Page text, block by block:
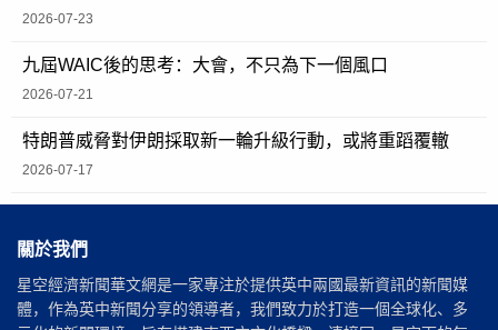
2026-07-23
九屆WAIC後的思考：大會，不只為下一個風口
2026-07-21
特朗普威脅對伊朗採取新一輪升級行動，或將重蹈覆轍
2026-07-17
關於我們
星空經濟新聞華文網是一家專注於提供英中兩國最新資訊的新聞媒
體，作為英中新聞分享的領導者，我們致力於打造一個全球化、多